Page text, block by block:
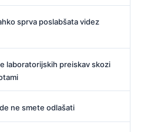
sprva poslabšata videz
laboratorijskih preiskav skozi
ne smete odlašati